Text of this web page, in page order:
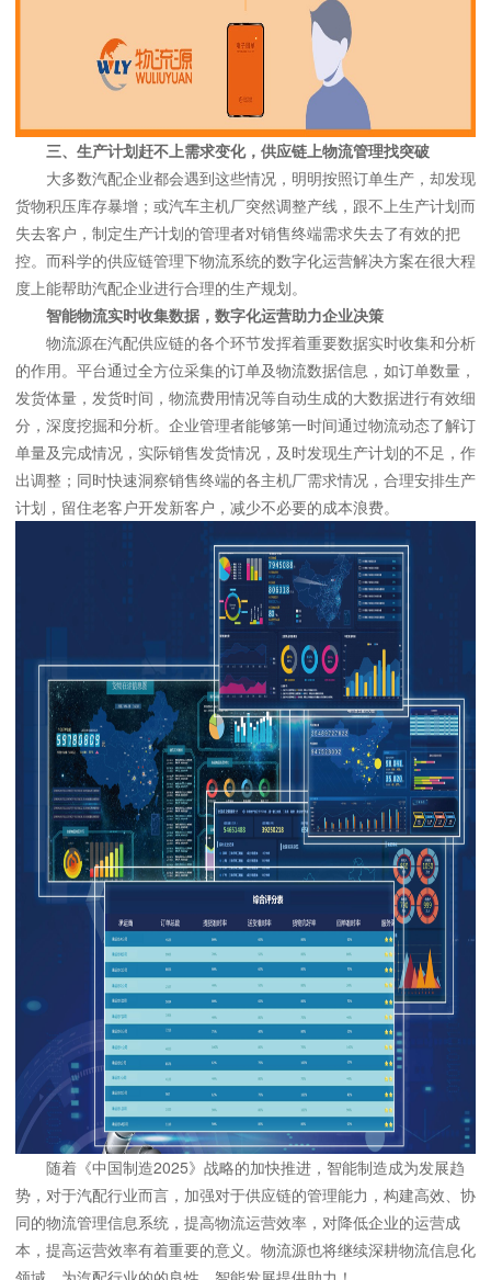
三、生产计划赶不上需求变化，供应链上物流管理找突破
大多数汽配企业都会遇到这些情况，明明按照订单生产，却发现
货物积压库存暴增；或汽车主机厂突然调整产线，跟不上生产计划而
失去客户，制定生产计划的管理者对销售终端需求失去了有效的把
控。而科学的供应链管理下物流系统的数字化运营解决方案在很大程
度上能帮助汽配企业进行合理的生产规划。
智能物流实时收集数据，数字化运营助力企业决策
物流源在汽配供应链的各个环节发挥着重要数据实时收集和分析
的作用。平台通过全方位采集的订单及物流数据信息，如订单数量，
发货体量，发货时间，物流费用情况等自动生成的大数据进行有效细
分，深度挖掘和分析。企业管理者能够第一时间通过物流动态了解订
单量及完成情况，实际销售发货情况，及时发现生产计划的不足，作
出调整；同时快速洞察销售终端的各主机厂需求情况，合理安排生产
计划，留住老客户开发新客户，减少不必要的成本浪费。
随着《中国制造2025》战略的加快推进，智能制造成为发展趋
势，对于汽配行业而言，加强对于供应链的管理能力，构建高效、协
同的物流管理信息系统，提高物流运营效率，对降低企业的运营成
本，提高运营效率有着重要的意义。物流源也将继续深耕物流信息化